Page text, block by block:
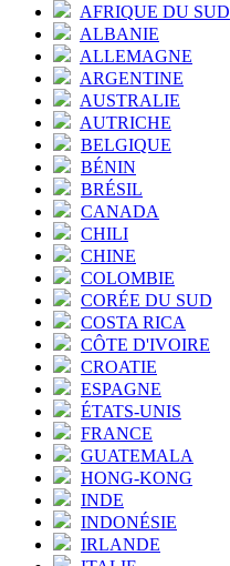
AFRIQUE DU SUD
ALBANIE
ALLEMAGNE
ARGENTINE
AUSTRALIE
AUTRICHE
BELGIQUE
BÉNIN
BRÉSIL
CANADA
CHILI
CHINE
COLOMBIE
CORÉE DU SUD
COSTA RICA
CÔTE D'IVOIRE
CROATIE
ESPAGNE
ÉTATS-UNIS
FRANCE
GUATEMALA
HONG-KONG
INDE
INDONÉSIE
IRLANDE